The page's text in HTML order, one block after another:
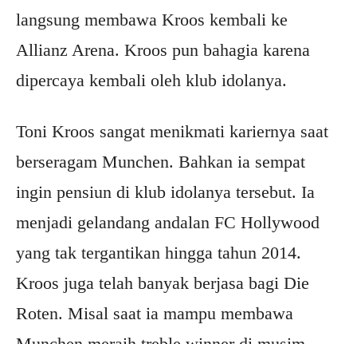
langsung membawa Kroos kembali ke
Allianz Arena. Kroos pun bahagia karena
dipercaya kembali oleh klub idolanya.
Toni Kroos sangat menikmati kariernya saat
berseragam Munchen. Bahkan ia sempat
ingin pensiun di klub idolanya tersebut. Ia
menjadi gelandang andalan FC Hollywood
yang tak tergantikan hingga tahun 2014.
Kroos juga telah banyak berjasa bagi Die
Roten. Misal saat ia mampu membawa